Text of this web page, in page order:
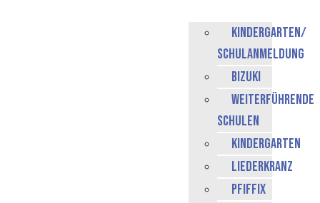
Kindergarten/
Schulanmeldung
BiZuKI
weiterführende
Schulen
Kindergarten
Liederkranz
Pfiffix